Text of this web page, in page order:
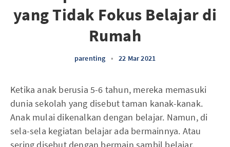
yang Tidak Fokus Belajar di
Rumah
parenting • 22 Mar 2021
Ketika anak berusia 5-6 tahun, mereka memasuki
dunia sekolah yang disebut taman kanak-kanak.
Anak mulai dikenalkan dengan belajar. Namun, di
sela-sela kegiatan belajar ada bermainnya. Atau